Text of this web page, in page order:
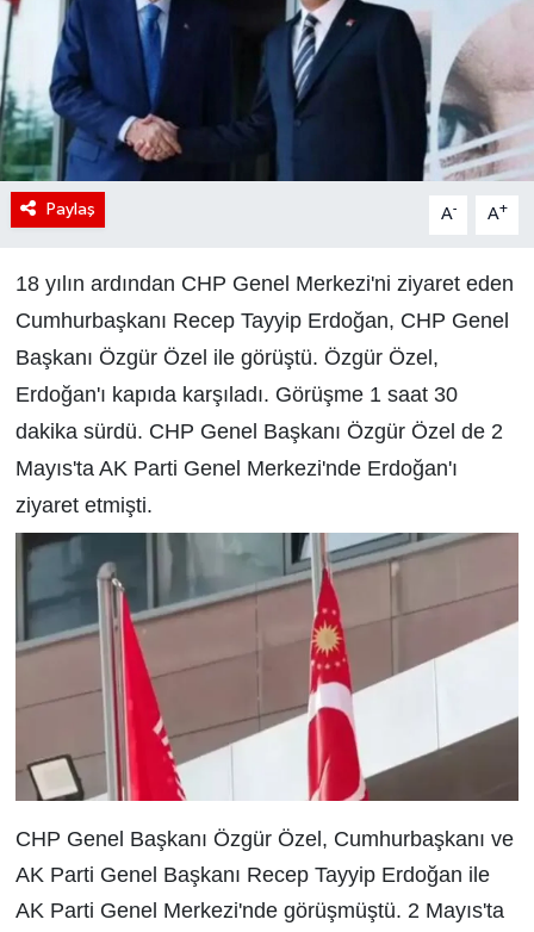
Paylaş A- A+
18 yılın ardından CHP Genel Merkezi'ni ziyaret eden
Cumhurbaşkanı Recep Tayyip Erdoğan, CHP Genel
Başkanı Özgür Özel ile görüştü. Özgür Özel,
Erdoğan'ı kapıda karşıladı. Görüşme 1 saat 30
dakika sürdü. CHP Genel Başkanı Özgür Özel de 2
Mayıs'ta AK Parti Genel Merkezi'nde Erdoğan'ı
ziyaret etmişti.
CHP Genel Başkanı Özgür Özel, Cumhurbaşkanı ve
AK Parti Genel Başkanı Recep Tayyip Erdoğan ile
AK Parti Genel Merkezi'nde görüşmüştü. 2 Mayıs'ta